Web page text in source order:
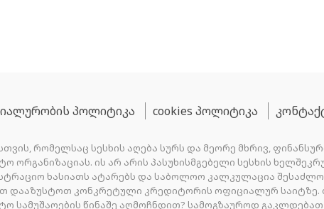
პოლიტიკა cookies პოლიტიკა
რომელსაც სესხის აღება სურს და მეორე მხრივ,
ორგანიზაციას. ის არ არის პასუხისმგებელი სესხის
ხასიათს ატარებს და საბოლოო კალკულაცია
დააზუსტოთ კონკრეტული კრედიტორის ოფიციალურ
წინაშე აღმოჩნდით? სამოგზაუროდ გაკლდებათ